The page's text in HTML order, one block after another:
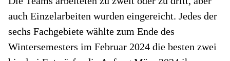
auch Einzelarbeiten wurden eingereicht. Jedes der
sechs Fachgebiete wählte zum Ende des
Wintersemesters im Februar 2024 die besten zwei